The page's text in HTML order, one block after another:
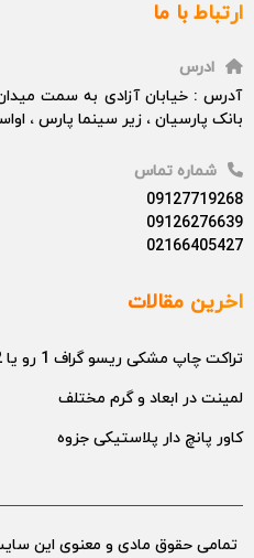
ارتباط با ما
ادرس
آدرس : خیابان آزادی به سمت
بانک پارسیان ، زیر سینما پارس ،
شماره تماس
09127719268
09126276639
02166405427
اخرین مقالات
تراکت چاپ مشکی ریسو گراف 1 رو یا 2 رو ( تحویل فوری )
لمینت در ابعاد و گرم مختلف
کاور پانچ دار پلاستیکی جزوه
تمامی حقوق مادی و معنوی این